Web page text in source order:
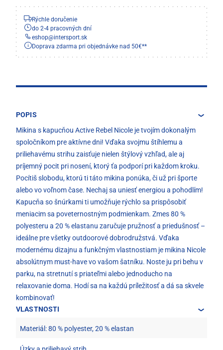
Rýchle doručenie
do 2-4 pracovných dní
eshop@intersport.sk
Doprava zdarma pri objednávke nad 50€**
POPIS
Mikina s kapucňou Active Rebel Nicole je tvojím dokonalým
spoločníkom pre aktívne dni! Vďaka svojmu štíhlemu a
priliehavému strihu zaisťuje nielen štýlový vzhľad, ale aj
príjemný pocit pri nosení, ktorý ťa podporí pri každom kroku.
Pocítiš slobodu, ktorú ti táto mikina ponúka, či už pri športe
alebo vo voľnom čase. Nechaj sa uniesť energiou a pohodlím!
Kapucňa so šnúrkami ti umožňuje rýchlo sa prispôsobiť
meniacim sa poveternostným podmienkam. Zmes 80 %
polyesteru a 20 % elastanu zaručuje pružnosť a priedušnosť –
ideálne pre všetky outdoorové dobrodružstvá. Vďaka
modernému dizajnu a funkčným vlastnostiam je mikina Nicole
absolútnym must-have vo vašom šatníku. Noste ju pri behu v
parku, na stretnutí s priateľmi alebo jednoducho na
relaxovanie doma. Hodí sa na každú príležitosť a dá sa skvele
kombinovať!
VLASTNOSTI
Materiál: 80 % polyester, 20 % elastan